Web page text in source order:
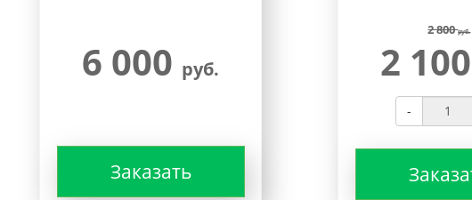
6 000 руб.
Заказать
2 800руб.
2 100
-